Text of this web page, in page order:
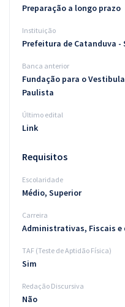
Blog
Aprovados
Preparação a longo prazo
Instituição
Prefeitura de Catanduva -
Banca anterior
Fundação para o
Paulista
Último edital
Link
Requisitos
Escolaridade
Médio, Superior
Carreira
Administrativas, Fiscais e
TAF (Teste de Aptidão Física)
Sim
Redação Discursiva
Não